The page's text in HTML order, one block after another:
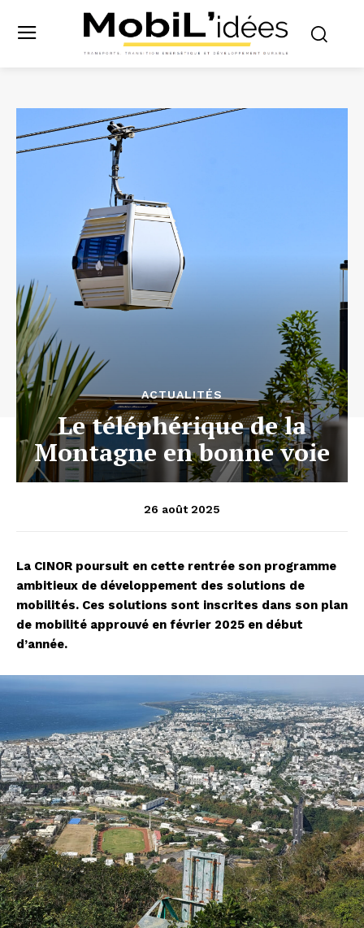
ACTUALITÉS
Le téléphérique de la
Montagne en bonne voie
26 août 2025
La CINOR poursuit en cette rentrée son programme
ambitieux de développement des solutions de
mobilités. Ces solutions sont inscrites dans son plan
de mobilité approuvé en février 2025 en début
d’année.